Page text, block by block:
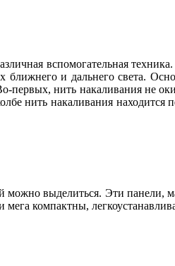
вспомогательная
и дальнего света.
нить накаливания не
нить накаливания находится
можно выделиться. Эти панели,
мега компактны,